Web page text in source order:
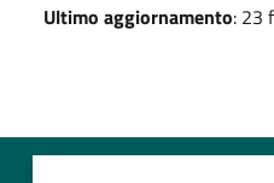
Ultimo aggiornamento: 23